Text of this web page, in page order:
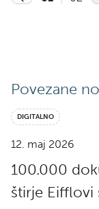
Previous
Povezane
DIGITALNO
12. maj 2026
100.000
štirje Eifflovi